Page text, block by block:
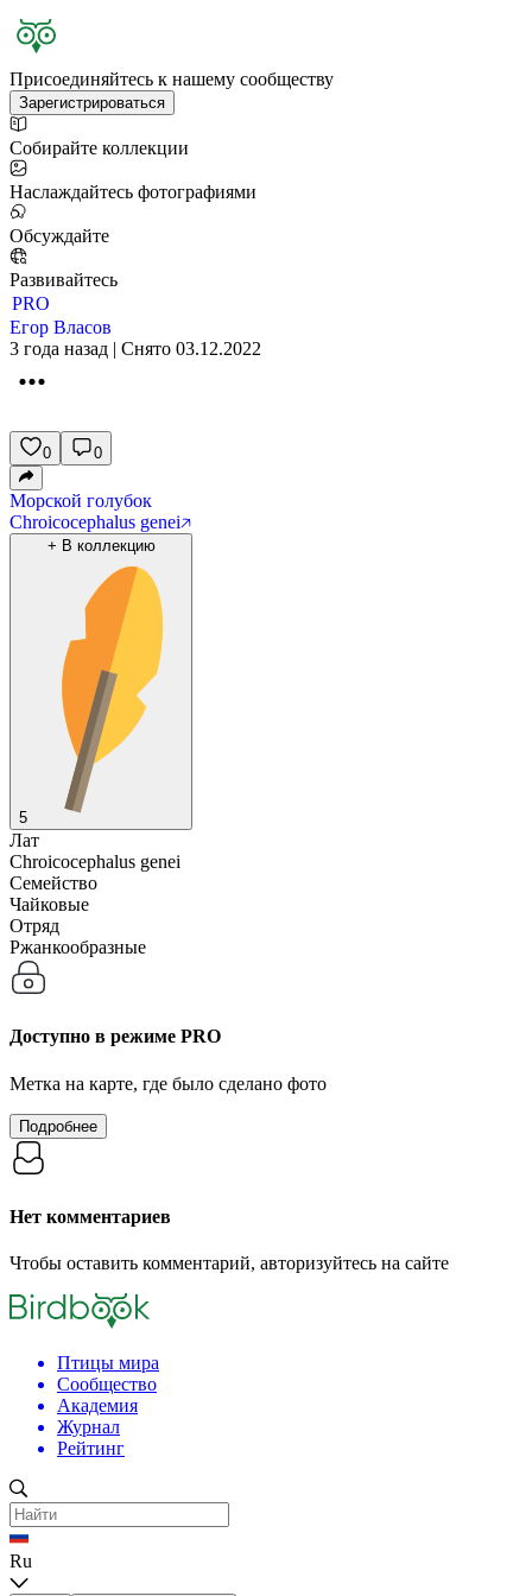
Присоединяйтесь к нашему сообществу
Зарегистрироваться
Собирайте коллекции
Наслаждайтесь фотографиями
Обсуждайте
Развивайтесь
PRO
Егор Власов
3 года назад | Снято 03.12.2022
0 0
Морской голубок
Chroicocephalus genei
+ В коллекцию
5
Лат
Chroicocephalus genei
Семейство
Чайковые
Отряд
Ржанкообразные
Доступно в режиме PRO
Метка на карте, где было сделано фото
Подробнее
Нет комментариев
Чтобы оставить комментарий, авторизуйтесь на сайте
Птицы мира
Сообщество
Академия
Журнал
Рейтинг
Ru